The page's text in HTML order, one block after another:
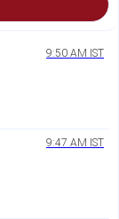
9:50 AM IST
9:47 AM IST